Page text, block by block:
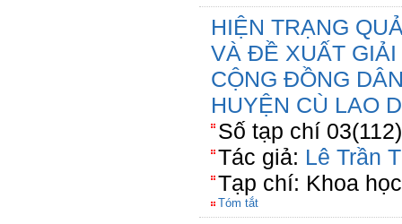
HIỆN TRẠNG
VÀ ĐỀ XUẤT
CỘNG ĐỒNG
HUYỆN CÙ LAO
Số tạp chí
Tác giả: Lê Trần
Tạp chí: Khoa
Tóm tắt